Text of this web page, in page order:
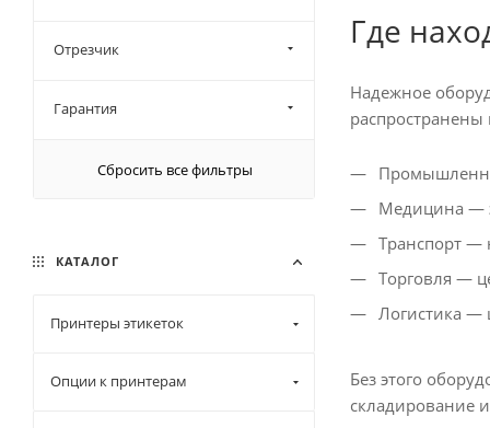
Где
Надежное
Медицина —
Транспорт —
Торговля —
Логистика —
Без этого
складирование
4572 (
6604 (7)
Отрезчик
Гарантия
Сбросить все фильтры
КАТАЛОГ
Принтеры этикеток
Опции к принтерам